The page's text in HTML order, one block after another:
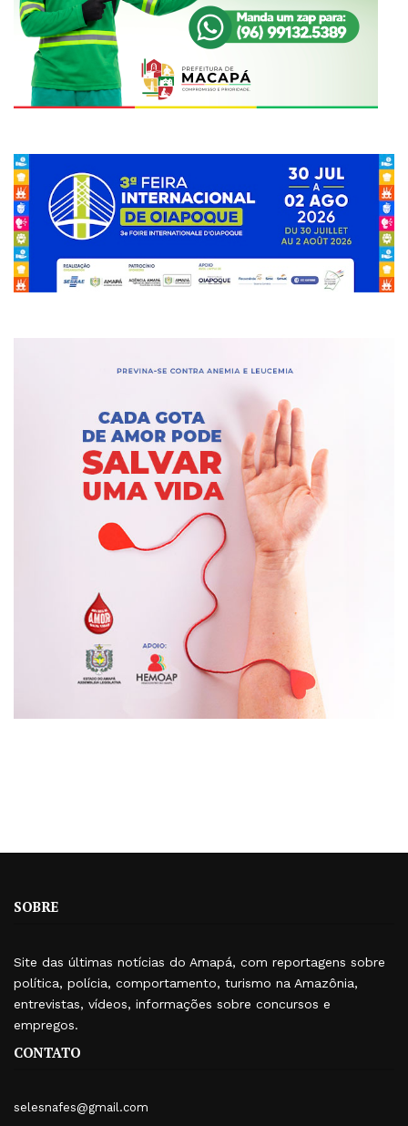
SOBRE
Site das últimas notícias do Amapá, com reportagens sobre
política, polícia, comportamento, turismo na Amazônia,
entrevistas, vídeos, informações sobre concursos e
empregos.
CONTATO
selesnafes@gmail.com